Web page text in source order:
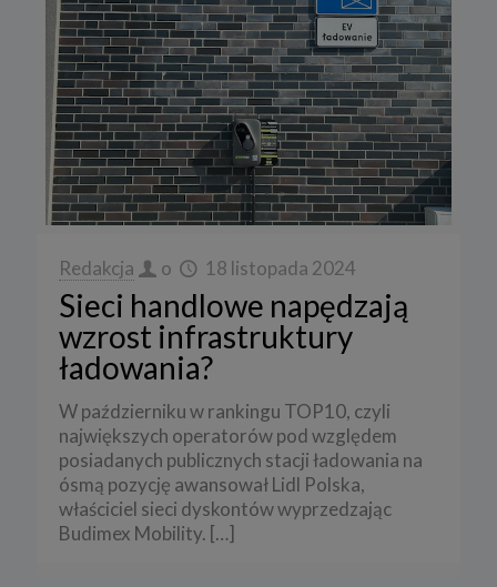
Redakcja o 18 listopada 2024
Sieci handlowe napędzają
wzrost infrastruktury
ładowania?
W październiku w rankingu TOP10, czyli
największych operatorów pod względem
posiadanych publicznych stacji ładowania na
ósmą pozycję awansował Lidl Polska,
właściciel sieci dyskontów wyprzedzając
Budimex Mobility. […]